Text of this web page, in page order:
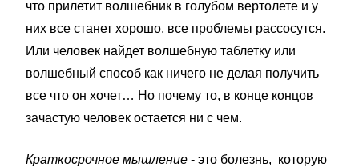
что прилетит волшебник в голубом вертолете и у
них все станет хорошо, все проблемы рассосутся.
Или человек найдет волшебную таблетку или
волшебный способ как ничего не делая получить
все что он хочет… Но почему то, в конце концов
зачастую человек остается ни с чем.
Краткосрочное мышление - это болезнь, которую